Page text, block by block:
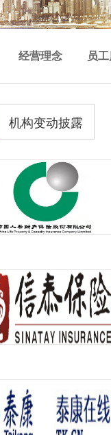
经营理念 员
机构变动披露